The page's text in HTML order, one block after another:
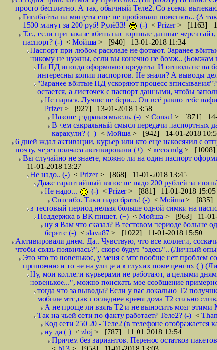
просто бесплатно. А так, обычный Теле2. Со всеми
Гигабайты на минуты еще не пробовали поменять.. (А
1500 минут за 200 руб! РулёЗЗ!
(-) < Prizer> [1163]
Т.е., если при заказе вбить паспортные данные через
паспорт? (-) < Мойша > [940] 13-01-2018 11:34
Паспорт при любом раскладе не фотают. Заранее
никому не нужны, если вы конечно не бомж.. (Бомжам
На ПД иногда оформляют кредиты. И отнюдь не на
интересны копии паспортов. Не знали? А выводы
"Заранее вбитые ПД ускоряют процесс
остается, а листочек с паспорт данными, чтобы
Не парься. Лучше не бери... Он всё равно тебе
Prizer> [927] 13-01-2018 13:58
Наконец здравая мысль. (-) < Consul > [871] 14-
В чем сакральный смысл передачи паспортных
каракули? (+) < Мойша > [942] 14-01-2018
6 дней ждал активации, курьер или кто еще накосячил с
почту, через полчаса активировали (+) < necoandg > [1008]
Вы случайно не знаете, можно ли на один паспорт
11-01-2018 13:27
Не надо.. (-) < Prizer> [868] 11-01-2018 13:45
Даже гарантийный взнос не надо 200 рублей за
Не надо...
(-) < Prizer> [881] 11-01-2018 15:05
Спасибо. Таки надо брать! (-) < Мойша > [835]
в тестовый период нельзя больше одной симки на
Поддержка в ВК пишет. (+) < Мойша > [963] 11-01-
ну я Вам что сказал? В тестовом периоде больше
берите (-) < slava87 > [1022] 11-01-2018 15:50
Активировали днем. Да.. Чувствую, что все коллеги,
чтобы связь появилась?", скоро будут "здесь".. (Личный
Это что то новенькое, у меня с мтс вообще нет проблем
припомню и то не на улице а в глухих помещениях (-)
Ну, мои коллеги курьерами не работают, а целыми
новенькое...", можно поискать мое сообщение
тогда что за выводы? Если у вас локально Т2
мобиле мтс,так последнее время дома Т2 сильно
А не проще ли взять Т2 и не выносить мозг
Так на чьей сети по факту работает? Теле2? (-) <
Код сети 250 20 - Теле2 (в телефоне отображается
ну да (-) < zloj > [787] 11-01-2018 12:54
Причем без вариантов. Перенос остатков
< b13 > [958] 11-01-2018 13:03